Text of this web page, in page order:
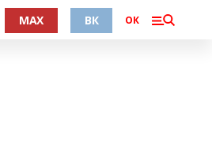
MAX ВК ОК